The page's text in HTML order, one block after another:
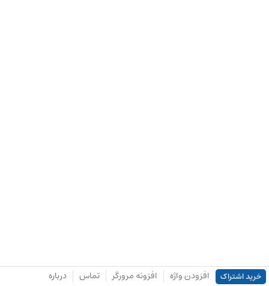
خرید اشتراک افزودن واژه افزونه مرورگر تماس درباره